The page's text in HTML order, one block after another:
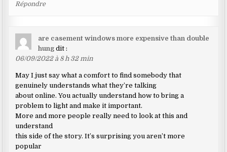
Répondre
are casement windows more expensive than double
hung dit :
06/09/2022 à 8 h 32 min
May I just say what a comfort to find somebody that
genuinely understands what they’re talking
about online. You actually understand how to bring a
problem to light and make it important.
More and more people really need to look at this and
understand
this side of the story. It’s surprising you aren’t more
popular